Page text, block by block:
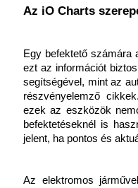
Az iO Charts
Egy befektető számára
ezt az információt
segítségével, mint az
részvényelemző
ezek az eszközök
befektetéseknél is
jelent, ha pontos és
Az elektromos